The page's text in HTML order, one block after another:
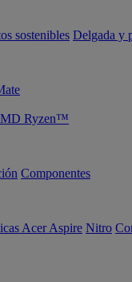
sostenibles Delgada y
Ryzen™
Componentes
Acer Aspire Nitro